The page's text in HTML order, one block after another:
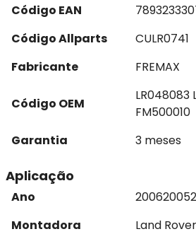
Código EAN
Código Allparts
CULR0741
Fabricante
FREMAX
Código OEM
LR048083
FM500010
Garantia
3 meses
Aplicação
Ano 20062005
Montadora
Land Rover